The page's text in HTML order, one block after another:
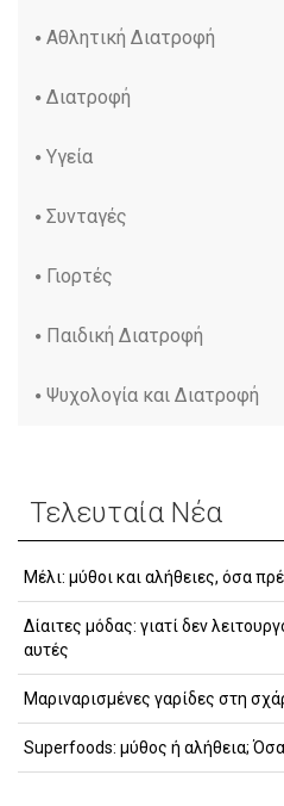
Αθλητική Διατροφή
Διατροφή
Υγεία
Συνταγές
Γιορτές
Παιδική Διατροφή
Ψυχολογία και Διατροφή
Τελευταία Νέα
Μέλι: μύθοι και αλήθειες, όσα
Δίαιτες μόδας: γιατί δεν
αυτές
Μαριναρισμένες γαρίδες στη
Superfoods: μύθος ή αλήθεια;